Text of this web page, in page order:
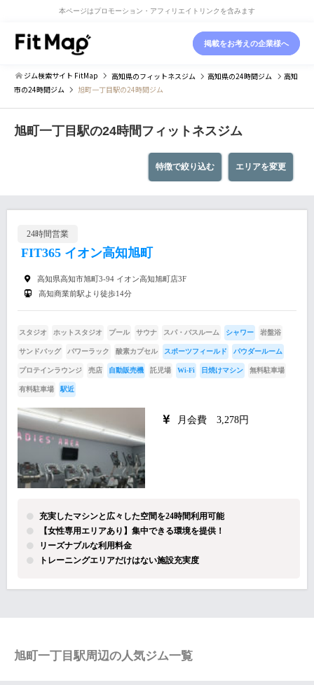
本ページはプロモーション・アフィリエイトリンクを含みます
掲載をお考えの企業様へ
ジム検索サイト FitMap 高知県のフィットネスジム 高知県の24時間ジム
高知
市の24時間ジム 旭町一丁目駅の24時間ジム
旭町一丁目駅の24時間フィットネスジム
エリアを変更
特徴で絞り込む
24時間営業
FIT365 イオン高知旭町
高知県高知市旭町3-94 イオン高知旭町店3F
高知商業前駅より徒歩14分
スタジオ ホットスタジオ プール サウナ スパ・バスルーム シャワー 岩盤浴
サンドバッグ パワーラック 酸素カプセル スポーツフィールド パウダールーム
プロテインラウンジ 売店 自動販売機 託児場 Wi-Fi 日焼けマシン 無料駐車場
有料駐車場 駅近
月会費 3,278円
充実したマシンと広々した空間を24時間利用可能
【女性専用エリアあり】集中できる環境を提供！
リーズナブルな利用料金
トレーニングエリアだけはない施設充実度
旭町一丁目駅周辺の人気ジム一覧